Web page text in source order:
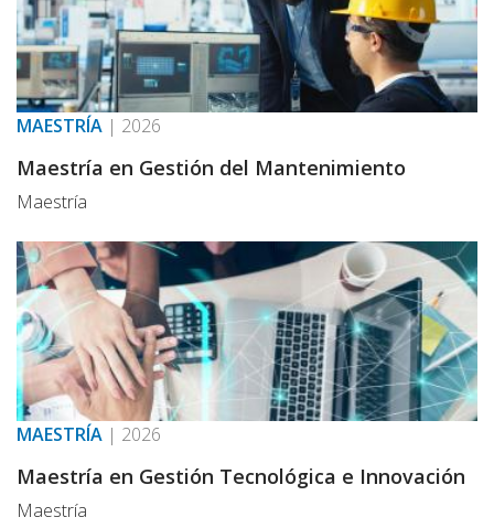
MAESTRÍA | 2026
Maestría en Gestión del Mantenimiento
Maestría
MAESTRÍA | 2026
Maestría en Gestión Tecnológica e Innovación
Maestría